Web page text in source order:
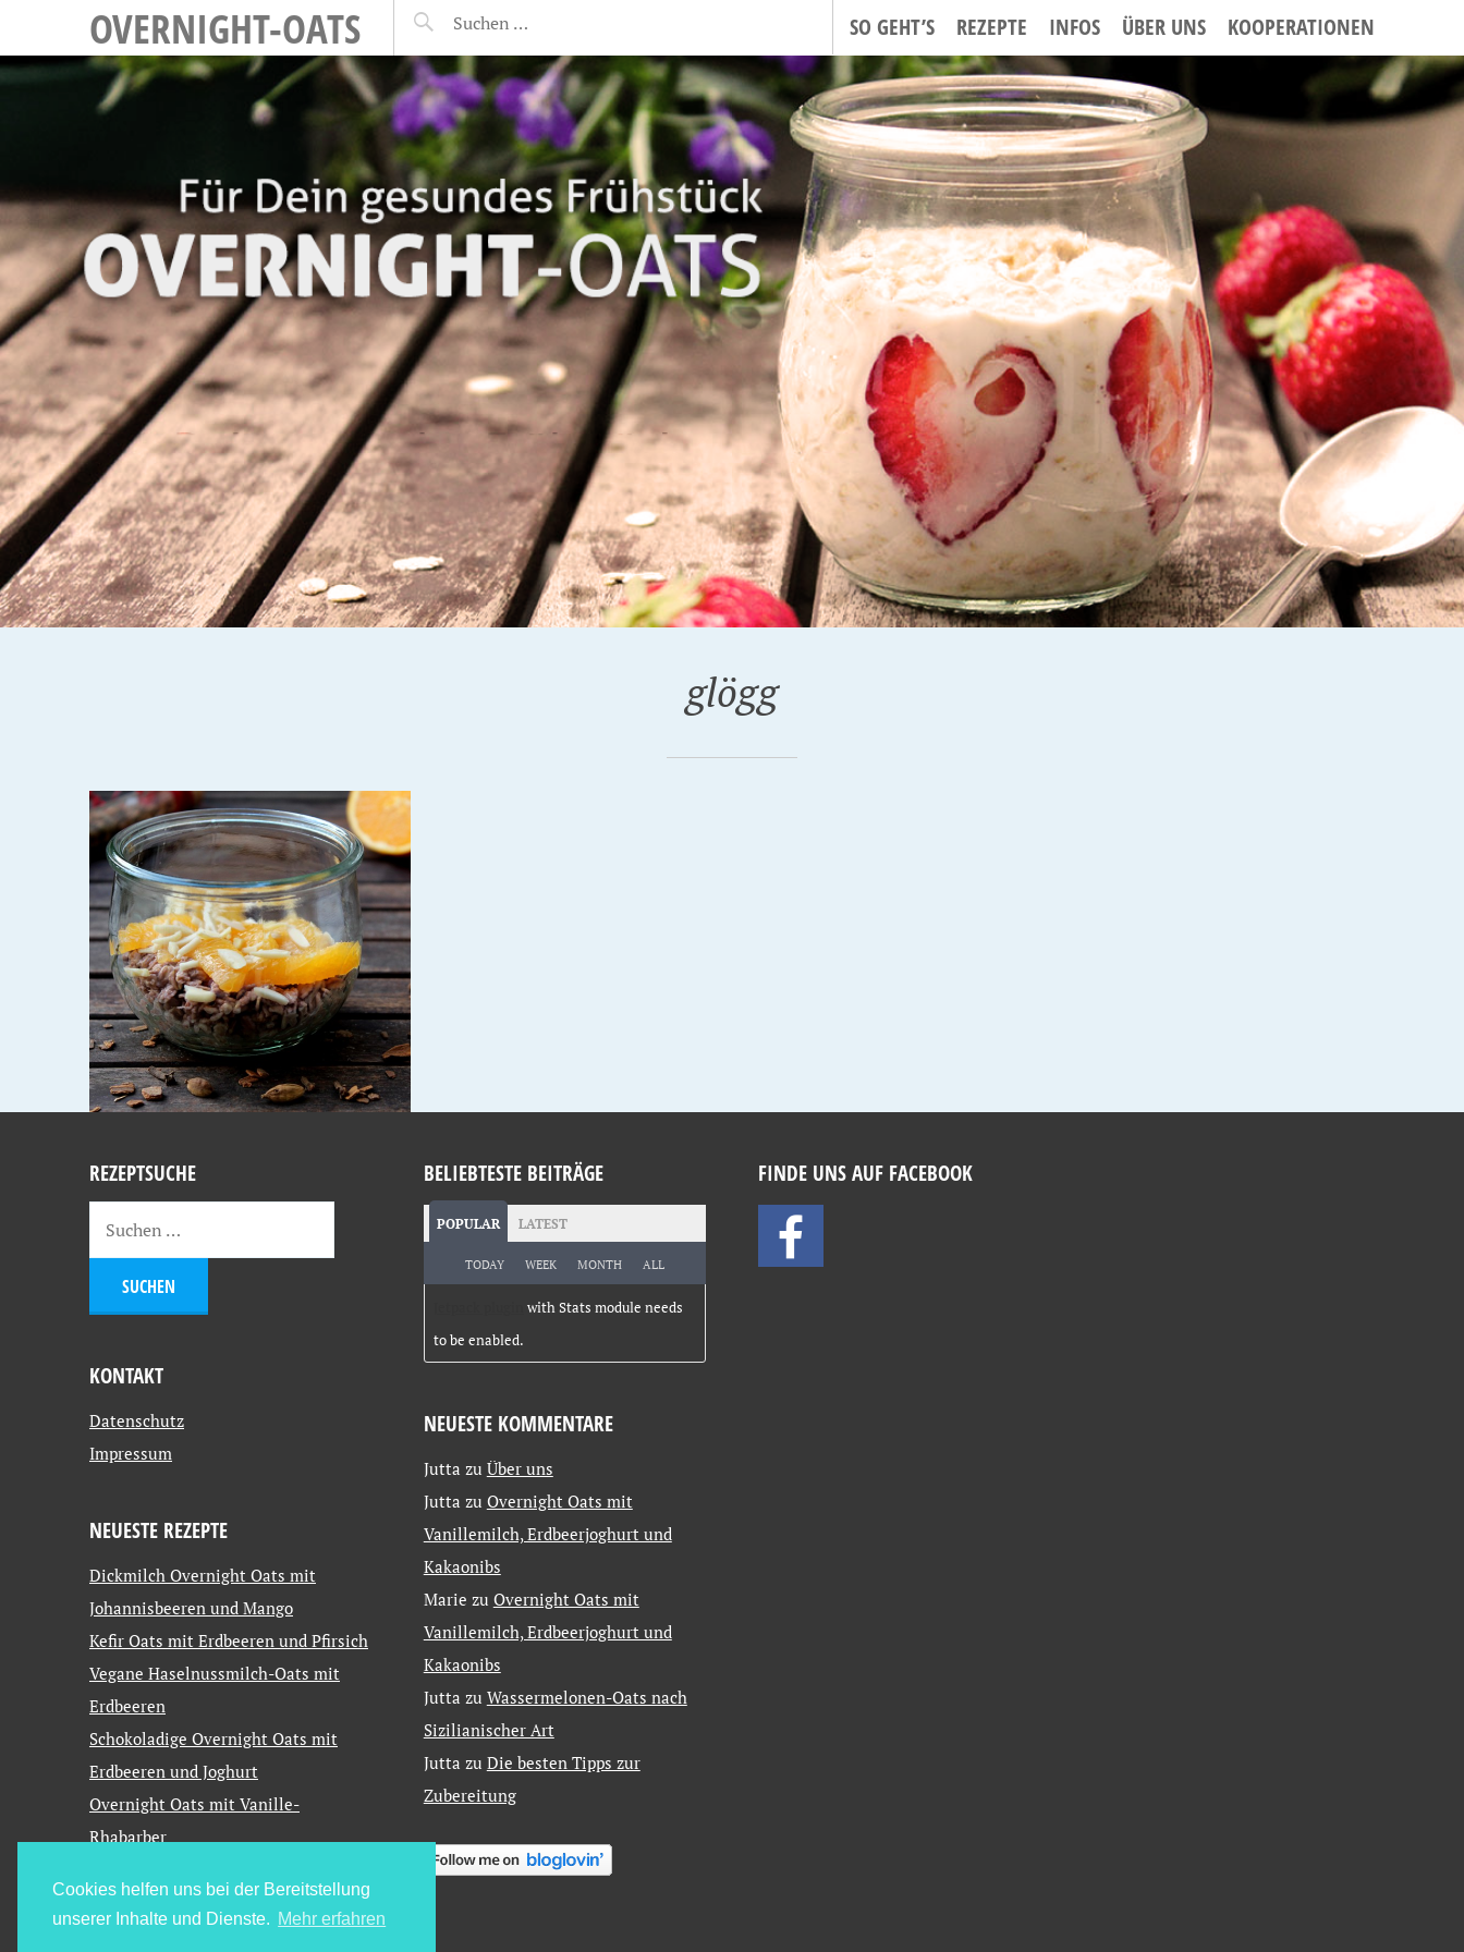
Cookies helfen uns bei der Bereitstellung
unserer Inhalte und Dienste. Mehr erfahren
OVERNIGHT-OATS SO GEHT’S REZEPTE INFOS ÜBER UNS KOOPERATIONEN
glögg
REZEPTSUCHE
KONTAKT
Datenschutz
Impressum
NEUESTE REZEPTE
Dickmilch Overnight Oats mit
Johannisbeeren und Mango
Kefir Oats mit Erdbeeren und Pfirsich
Vegane Haselnussmilch-Oats mit
Erdbeeren
Schokoladige Overnight Oats mit
Erdbeeren und Joghurt
Overnight Oats mit Vanille-
Rhabarber
BELIEBTESTE BEITRÄGE
POPULAR LATEST
TODAY WEEK MONTH ALL
with Stats module needs
to be enabled.
NEUESTE KOMMENTARE
Jutta zu Über uns
Jutta zu Overnight Oats mit
Vanillemilch, Erdbeerjoghurt und
Kakaonibs
Marie zu Overnight Oats mit
Vanillemilch, Erdbeerjoghurt und
Kakaonibs
Jutta zu Wassermelonen-Oats nach
Sizilianischer Art
Jutta zu Die besten Tipps zur
Zubereitung
FINDE UNS AUF FACEBOOK